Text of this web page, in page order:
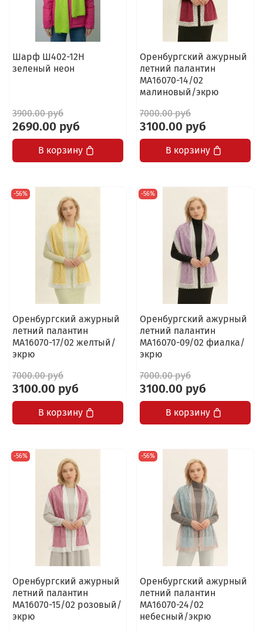
Шарф Ш402-12Н
зеленый неон
3900.00 руб
2690.00 руб
В корзину
Оренбургский ажурный
летний палантин
МА16070-14/02
малиновый/экрю
7000.00 руб
3100.00 руб
В корзину
-56%
Оренбургский ажурный
летний палантин
МА16070-17/02 желтый/
экрю
7000.00 руб
3100.00 руб
В корзину
-56%
Оренбургский ажурный
летний палантин
МА16070-09/02 фиалка/
экрю
7000.00 руб
3100.00 руб
В корзину
-56%
Оренбургский ажурный
летний палантин
МА16070-15/02 розовый/
экрю
-56%
Оренбургский ажурный
летний палантин
МА16070-24/02
небесный/экрю